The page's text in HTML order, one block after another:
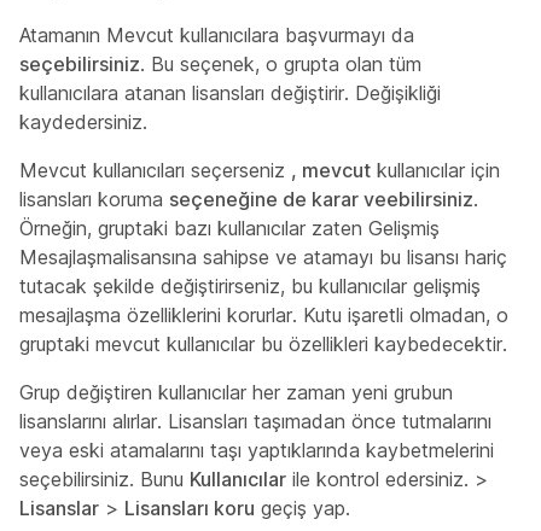
Atamanın Mevcut kullanıcılara başvurmayı da
seçebilirsiniz. Bu seçenek, o grupta olan tüm
kullanıcılara atanan lisansları değiştirir. Değişikliği
kaydedersiniz.
Mevcut kullanıcıları seçerseniz , mevcut kullanıcılar için
lisansları koruma seçeneğine de karar veebilirsiniz.
Örneğin, gruptaki bazı kullanıcılar zaten Gelişmiş
Mesajlaşmalisansına sahipse ve atamayı bu lisansı hariç
tutacak şekilde değiştirirseniz, bu kullanıcılar gelişmiş
mesajlaşma özelliklerini korurlar. Kutu işaretli olmadan, o
gruptaki mevcut kullanıcılar bu özellikleri kaybedecektir.
Grup değiştiren kullanıcılar her zaman yeni grubun
lisanslarını alırlar. Lisansları taşımadan önce tutmalarını
veya eski atamalarını taşı yaptıklarında kaybetmelerini
seçebilirsiniz. Bunu Kullanıcılar ile kontrol edersiniz. >
Lisanslar > Lisansları koru geçiş yap.